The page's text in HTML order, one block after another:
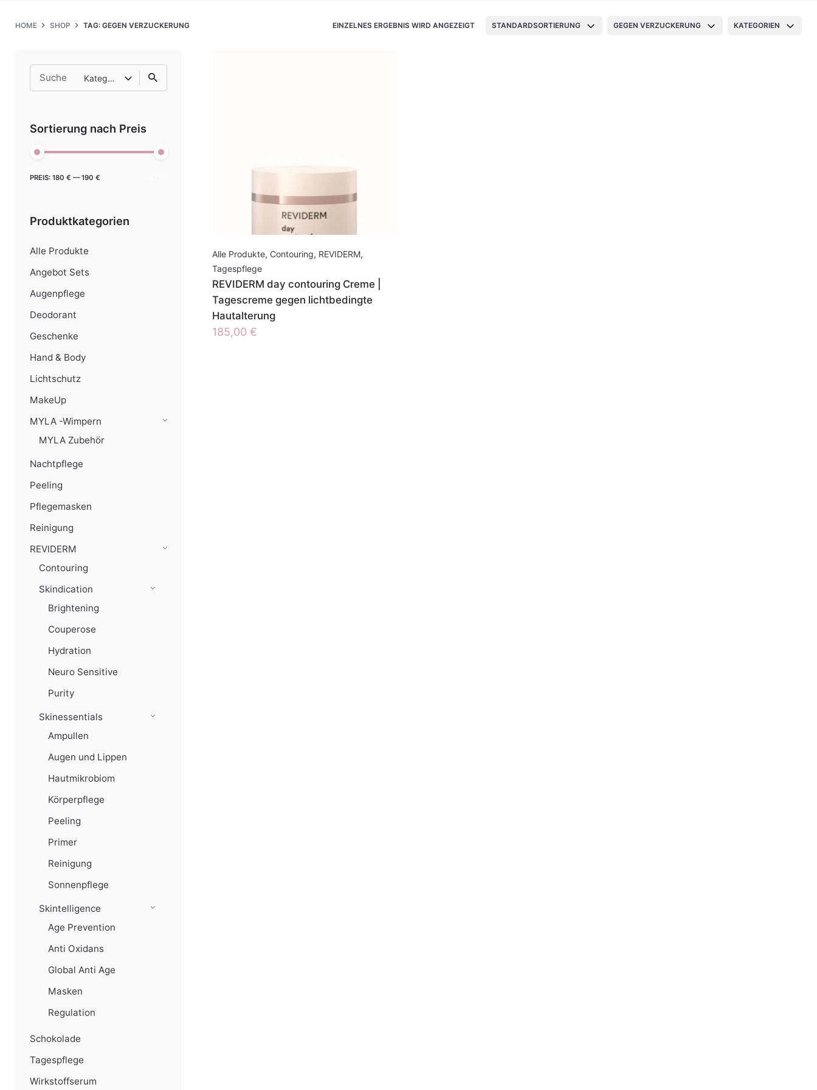
HOME SHOP TAG: GEGEN VERZUCKERUNG EINZELNES ERGEBNIS WIRD ANGEZEIGT STANDARDSORTIERUNG GEGEN VERZUCKERUNG KATEGORIEN
Search
for
Kategorie auswählen
Sortierung nach Preis
Min.
Max.
PREIS: 180 € —190 €
Produktkategorien
Alle Produkte
Angebot Sets
Augenpflege
Deodorant
Geschenke
Hand & Body
Lichtschutz
MakeUp
MYLA -Wimpern
MYLA Zubehör
Nachtpflege
Peeling
Pflegemasken
Reinigung
REVIDERM
Contouring
Skindication
Brightening
Couperose
Hydration
Neuro Sensitive
Purity
Skinessentials
Ampullen
Augen und Lippen
Hautmikrobiom
Körperpflege
Peeling
Primer
Reinigung
Sonnenpflege
Skintelligence
Age Prevention
Anti Oxidans
Global Anti Age
Masken
Regulation
Schokolade
Tagespflege
Wirkstoffserum
Alle Produkte, Contouring, REVIDERM,
Tagespflege
REVIDERM day contouring Creme |
Tagescreme gegen lichtbedingte
Hautalterung
185,00 €